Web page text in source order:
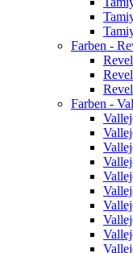
Farben -
Farben -